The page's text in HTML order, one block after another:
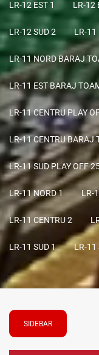
LR-12 EST 1 LR-12
LR-12 SUD 2 LR-11
LR-11 NORD BARAJ
LR-11 EST BARAJ
LR-11 CENTRU PLAY
LR-11 CENTRU BARAJ
LR-11 SUD PLAY OFF
LR-11 NORD 1 LR-
LR-11 CENTRU 2
LR-11 SUD 1 LR-11
SIDEBAR